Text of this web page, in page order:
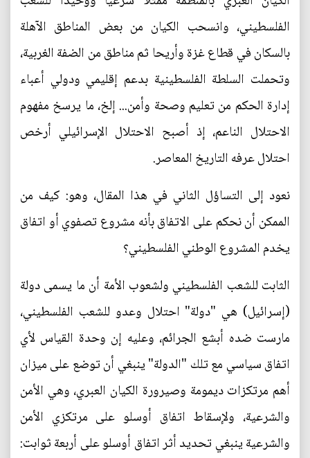
الفلسطيني، وانسحب الكيان من بعض المناطق الآهلة
بالسكان في قطاع غزة وأريحا ثم مناطق من الضفة الغربية،
وتحملت السلطة الفلسطينية بدعم إقليمي ودولي أعباء
إدارة الحكم من تعليم وصحة وأمن... إلخ، ما يرسخ مفهوم
الاحتلال الناعم، إذ أصبح الاحتلال الإسرائيلي أرخص
احتلال عرفه التاريخ المعاصر.
نعود إلى التساؤل الثاني في هذا المقال، وهو: كيف من
الممكن أن نحكم على الاتفاق بأنه مشروع تصفوي أو اتفاق
يخدم المشروع الوطني الفلسطيني؟
الثابت للشعب الفلسطيني ولشعوب الأمة أن ما يسمى دولة
(إسرائيل) هي "دولة" احتلال وعدو للشعب الفلسطيني،
مارست ضده أبشع الجرائم، وعليه إن وحدة القياس لأي
اتفاق سياسي مع تلك "الدولة" ينبغي أن توضع على ميزان
أهم مرتكزات ديمومة وصيرورة الكيان العبري، وهي الأمن
والشرعية، ولإسقاط اتفاق أوسلو على مرتكزي الأمن
والشرعية ينبغي تحديد أثر اتفاق أوسلو على أربعة ثوابت: